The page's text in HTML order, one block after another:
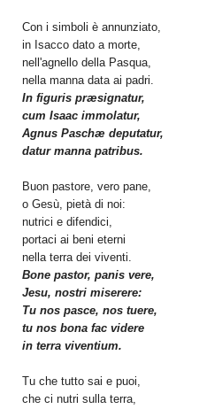
Con i simboli è annunziato,
in Isacco dato a morte,
nell'agnello della Pasqua,
nella manna data ai padri.
In figuris præsignatur,
cum Isaac immolatur,
Agnus Paschæ deputatur,
datur manna patribus.
Buon pastore, vero pane,
o Gesù, pietà di noi:
nutrici e difendici,
portaci ai beni eterni
nella terra dei viventi.
Bone pastor, panis vere,
Jesu, nostri miserere:
Tu nos pasce, nos tuere,
tu nos bona fac videre
in terra viventium.
Tu che tutto sai e puoi,
che ci nutri sulla terra,